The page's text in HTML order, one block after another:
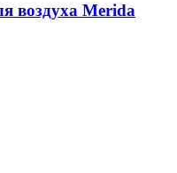
воздуха Merida